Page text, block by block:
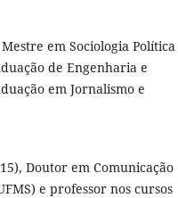
em Sociologia Política
de Engenharia e
em Jornalismo e
Doutor em Comunicação
e professor nos cursos